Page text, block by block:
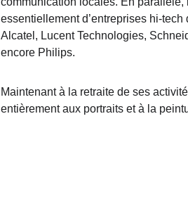
essentiellement d’entreprises hi-
Alcatel, Lucent Technologies,
encore Philips.
Maintenant à la retraite de ses
entièrement aux portraits et à la